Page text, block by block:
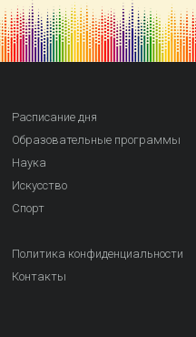
Расписание дня
Образовательные программы
Наука
Искусство
Спорт
Политика конфиденциальности
Контакты